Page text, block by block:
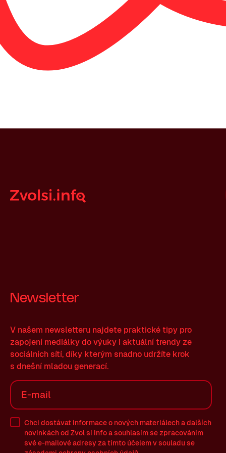
Newsletter
V našem newsletteru najdete praktické tipy pro
zapojení mediálky do výuky i aktuální trendy ze
sociálních sítí, díky kterým snadno udržíte krok
s dnešní mladou generací.
Chci dostávat informace o nových materiálech a dalších
novinkách od Zvol si info a souhlasím se zpracováním
svée-mailovéadresy za tímto účelem v souladu se